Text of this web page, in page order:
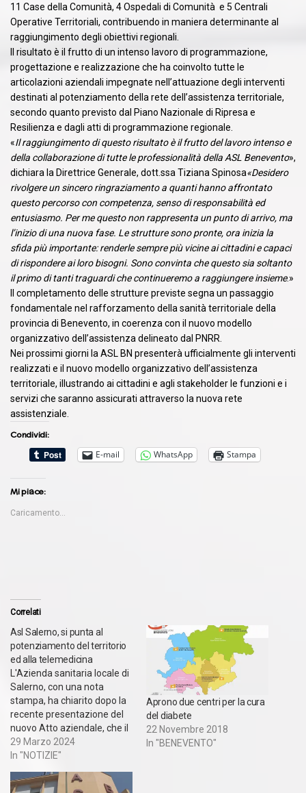
11 Case della Comunità, 4 Ospedali di Comunità e 5 Centrali
Operative Territoriali, contribuendo in maniera determinante al
raggiungimento degli obiettivi regionali.
Il risultato è il frutto di un intenso lavoro di programmazione,
progettazione e realizzazione che ha coinvolto tutte le
articolazioni aziendali impegnate nell’attuazione degli interventi
destinati al potenziamento della rete dell’assistenza territoriale,
secondo quanto previsto dal Piano Nazionale di Ripresa e
Resilienza e dagli atti di programmazione regionale.
«Il raggiungimento di questo risultato è il frutto del lavoro intenso e
della collaborazione di tutte le professionalità della ASL Benevento»,
dichiara la Direttrice Generale, dott.ssa Tiziana Spinosa«Desidero
rivolgere un sincero ringraziamento a quanti hanno affrontato
questo percorso con competenza, senso di responsabilità ed
entusiasmo. Per me questo non rappresenta un punto di arrivo, ma
l’inizio di una nuova fase. Le strutture sono pronte, ora inizia la
sfida più importante: renderle sempre più vicine ai cittadini e capaci
di rispondere ai loro bisogni. Sono convinta che questo sia soltanto
il primo di tanti traguardi che continueremo a raggiungere insieme.»
Il completamento delle strutture previste segna un passaggio
fondamentale nel rafforzamento della sanità territoriale della
provincia di Benevento, in coerenza con il nuovo modello
organizzativo dell’assistenza delineato dal PNRR.
Nei prossimi giorni la ASL BN presenterà ufficialmente gli interventi
realizzati e il nuovo modello organizzativo dell’assistenza
territoriale, illustrando ai cittadini e agli stakeholder le funzioni e i
servizi che saranno assicurati attraverso la nuova rete
assistenziale.
Condividi:
E-mail
WhatsApp Stampa
Mi piace:
Caricamento...
Correlati
Asl Salerno, si punta al
potenziamento del territorio
ed alla telemedicina
L'Azienda sanitaria locale di
Salerno, con una nota
stampa, ha chiarito dopo la
recente presentazione del
nuovo Atto aziendale, che il
Piano Nazionale di Ripresa e
Resilienza (PNRR) e gli atti
Regione Campania hanno
29 Marzo 2024
In "NOTIZIE"
Aprono due centri per la cura
del diabete
22 Novembre 2018
In "BENEVENTO"